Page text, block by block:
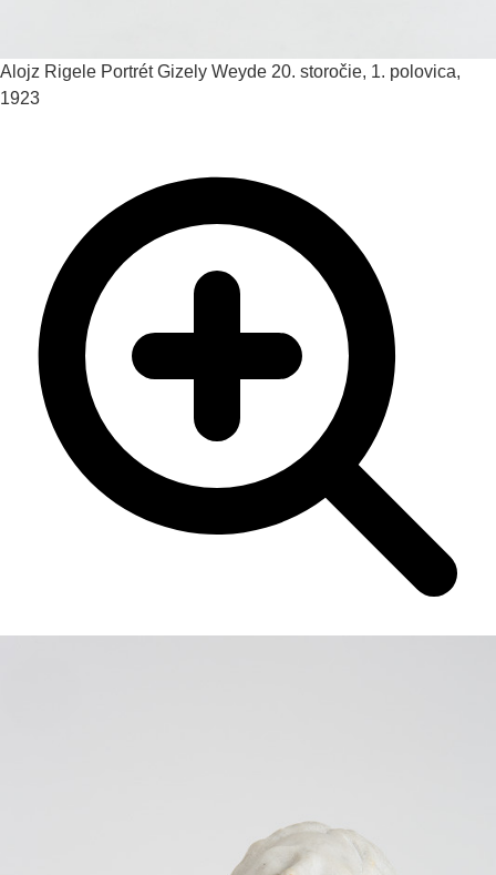
Alojz Rigele Portrét Gizely Weyde 20. storočie, 1. polovica,
1923